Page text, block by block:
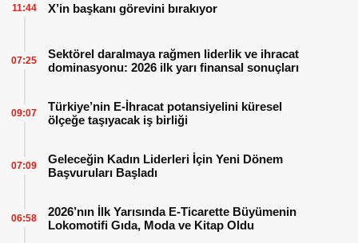
X’in başkanı görevini bırakıyor
11:44
Sektörel daralmaya rağmen liderlik ve ihracat
dominasyonu: 2026 ilk yarı finansal sonuçları
07:25
Türkiye’nin E-İhracat potansiyelini küresel
ölçeğe taşıyacak iş birliği
09:07
Geleceğin Kadın Liderleri İçin Yeni Dönem
Başvuruları Başladı
07:09
2026’nın İlk Yarısında E-Ticarette Büyümenin
Lokomotifi Gıda, Moda ve Kitap Oldu
06:58